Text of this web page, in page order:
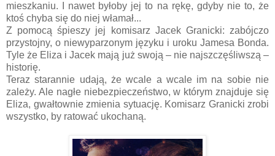
mieszkaniu. I nawet byłoby jej to na rękę, gdyby nie to, że
ktoś chyba się do niej włamał...
Z pomocą śpieszy jej komisarz Jacek Granicki: zabójczo
przystojny, o niewyparzonym języku i uroku Jamesa Bonda.
Tyle że Eliza i Jacek mają już swoją – nie najszczęśliwszą –
historię.
Teraz starannie udają, że wcale a wcale im na sobie nie
zależy. Ale nagłe niebezpieczeństwo, w którym znajduje się
Eliza, gwałtownie zmienia sytuację. Komisarz Granicki zrobi
wszystko, by ratować ukochaną.